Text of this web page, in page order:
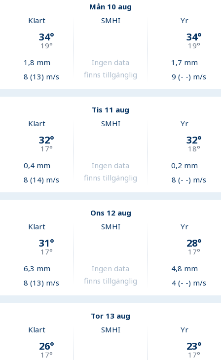
Mån 10 aug
Klart
34°
19°
1,8 mm
8 (13) m/s
SMHI
Ingen data
finns tillgänglig
Yr
34°
19°
1,7 mm
9 (- -) m/s
Tis 11 aug
Klart
32°
17°
0,4mm
8 (14) m/s
SMHI
Ingen data
finns tillgänglig
Yr
32°
18°
0,2 mm
8 (- -) m/s
Ons 12 aug
Klart
31°
17°
6,3 mm
8 (13) m/s
SMHI
Ingen data
finns tillgänglig
Yr
28°
17°
4,8 mm
4 (- -) m/s
Tor 13 aug
Klart
26°
17°
SMHI Yr
23°
17°